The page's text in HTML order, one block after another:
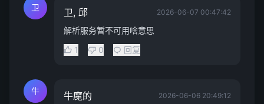
卫 卫, 邱 2026-06-07 00:47:42
解析服务暂不可用啥意思
1
0 回复
牛 牛魔的 2026-06-06 20:49:12